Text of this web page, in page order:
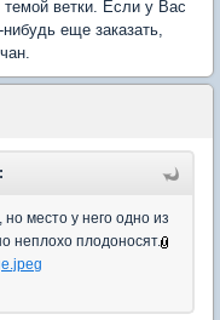
ветки. Если у Вас
еще заказать,
место у него одно из
неплохо плодоносят.